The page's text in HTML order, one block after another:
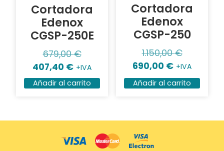
Cortadora
Edenox
CGSP-250E
679,00€
407,40 € +IVA
Añadir al carrito
Cortadora
Edenox
CGSP-250
1.150,00€
690,00 € +IVA
Añadir al carrito